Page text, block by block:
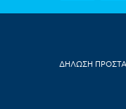
ΔΗΛΩΣΗ